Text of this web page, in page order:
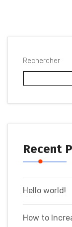
Rechercher
Recent
Hello world!
How to